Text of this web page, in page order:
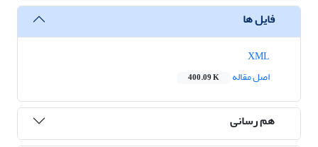
فایل ها
اصل مقاله
400.09 K
هم رسانی